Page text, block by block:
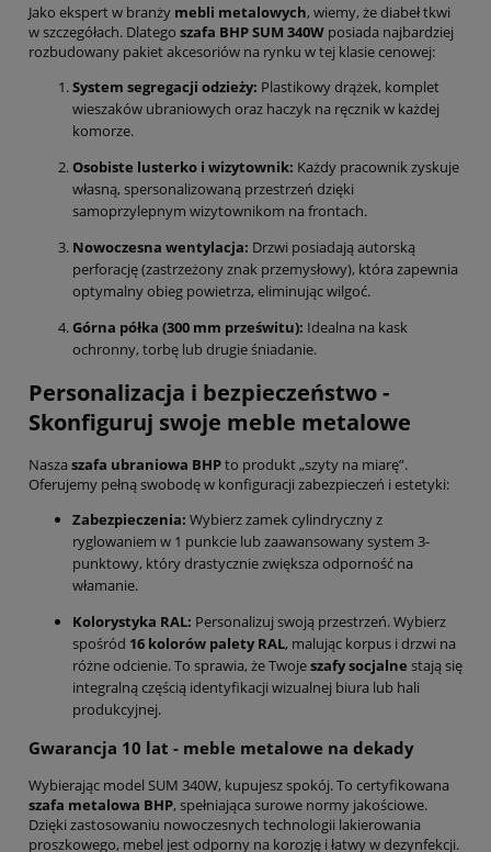
Jako ekspert w branży mebli metalowych, wiemy, że diabeł tkwi
w szczegółach. Dlatego szafa BHP SUM 340W posiada najbardziej
rozbudowany pakiet akcesoriów na rynku w tej klasie cenowej:
System segregacji odzieży: Plastikowy drążek, komplet
wieszaków ubraniowych oraz haczyk na ręcznik w każdej
komorze.
Osobiste lusterko i wizytownik: Każdy pracownik zyskuje
własną, spersonalizowaną przestrzeń dzięki
samoprzylepnym wizytownikom na frontach.
Nowoczesna wentylacja: Drzwi posiadają autorską
perforację (zastrzeżony znak przemysłowy), która zapewnia
optymalny obieg powietrza, eliminując wilgoć.
Górna półka (300 mm prześwitu): Idealna na kask
ochronny, torbę lub drugie śniadanie.
Personalizacja i bezpieczeństwo -
Skonfiguruj swoje meble metalowe
Nasza szafa ubraniowa BHPto produkt „szyty na miarę”.
Oferujemy pełną swobodę w konfiguracji zabezpieczeń i estetyki:
Zabezpieczenia: Wybierz zamek cylindryczny z
ryglowaniem w 1 punkcie lub zaawansowany system 3-
punktowy, który drastycznie zwiększa odporność na
włamanie.
Kolorystyka RAL: Personalizuj swoją przestrzeń. Wybierz
spośród 16 kolorów palety RAL, malując korpus i drzwi na
różne odcienie. To sprawia, że Twojeszafy socjalne stają się
integralną częścią identyfikacji wizualnej biura lub hali
produkcyjnej.
Gwarancja 10 lat - meble metalowe na dekady
Wybierając model SUM 340W, kupujesz spokój. To certyfikowana
szafa metalowa BHP, spełniająca surowe normy jakościowe.
Dzięki zastosowaniu nowoczesnych technologii lakierowania
proszkowego, mebel jest odporny na korozję i łatwy w dezynfekcji.